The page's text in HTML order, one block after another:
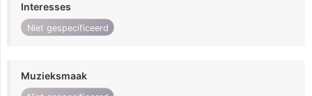
Interesses
Niet gespecificeerd
Muzieksmaak